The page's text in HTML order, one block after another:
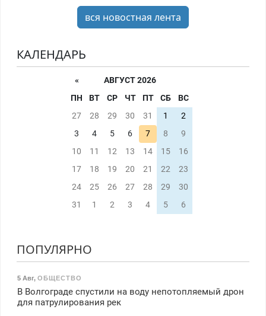
вся новостная лента
КАЛЕНДАРЬ
«
АВГУСТ 2026
ПН
ВТ СР ЧТ ПТ СБ
ВС
27
28 29 30 31 1
2
3
4 5 6 7 8
9
10
11 12 13 14 15
16
17
18 19 20 21 22
23
24
25 26 27 28 29
30
31
1 2 3 4 5 6
ПОПУЛЯРНО
5 Авг, ОБЩЕСТВО
В Волгограде спустили на воду непотопляемый дрон
для патрулирования рек